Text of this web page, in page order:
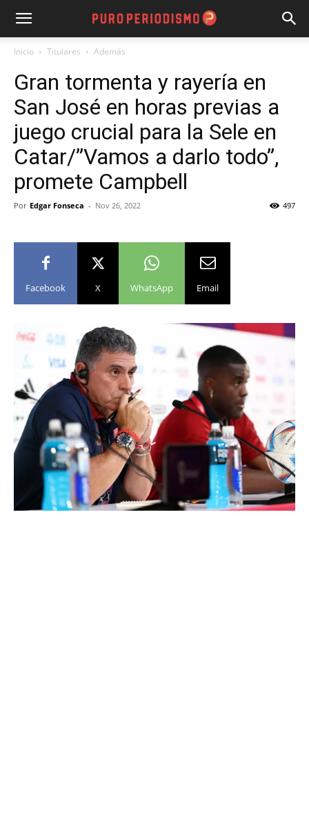
Inicio Titulares Además
Gran tormenta y rayería en
San José en horas previas a
juego crucial para la Sele en
Catar/”Vamos a darlo todo”,
promete Campbell
Por Edgar Fonseca - Nov 26, 2022 497
Facebook X WhatsApp Email